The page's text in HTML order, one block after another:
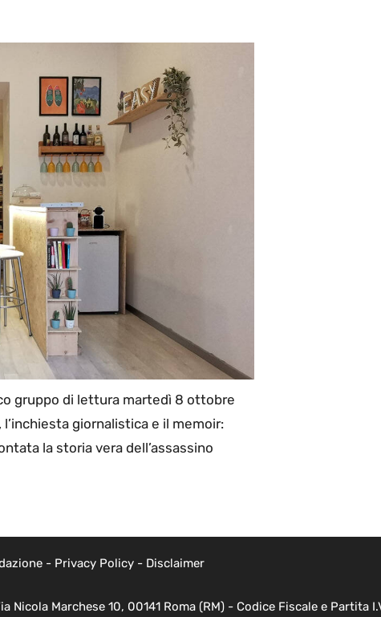
gruppo di lettura martedì 8 ottobre
giornalistica e il memoir:
la storia vera dell’assassino
- Privacy Policy- Disclaimer
Marchese 10, 00141 Roma (RM) - Codice Fiscale e Partita